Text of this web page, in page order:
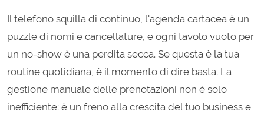
Il telefono squilla di continuo, l'agenda cartacea è un
puzzle di nomi e cancellature, e ogni tavolo vuoto per
un no-show è una perdita secca. Se questa è la tua
routine quotidiana, è il momento di dire basta. La
gestione manuale delle prenotazioni non è solo
inefficiente: è un freno alla crescita del tuo business e